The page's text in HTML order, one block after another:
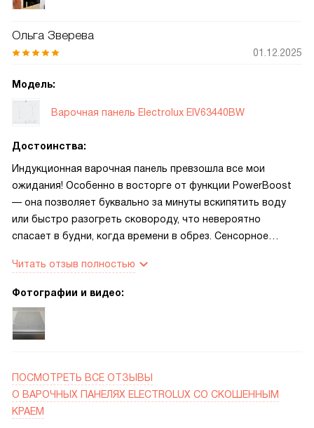
облегчает заботы: можно заняться другим, пока вода не
быстрого разогрева выручает, когда нужно быстро
вскипятить воду или разогреть сковороду, а режим
время отвлечься и вернуться к готовке. Особенно
понравилась индикация остаточного тепла — видно,
какие зоны ещё горячие, это добавляет безопасности.
Управление вытяжкой по беспроводной связке работает
подстраивается под режим приготовления, и кухонный
воздух становится чище без лишних манипуляций.
Ольга Зверева
01.12.2025
Модель:
Варочная панель Electrolux EIV63440BW
Достоинства:
Индукционная варочная панель превзошла все мои
ожидания! Особенно в восторге от функции PowerBoost
— она позволяет буквально за минуты вскипятить воду
или быстро разогреть сковороду, что невероятно
спасает в будни, когда времени в обрез. Сенсорное
даже если пальцы слегка влажные. Очень удобно, что
панель управления расположена спереди справа — не
что в процессе готовки случайно задену кнопки. Функция
автоматического определения посуды тоже оказалась не
сама распознаёт, где стоит кастрюля, и активирует
только нужную зону, что экономит и энергию, и время.
Отдельно хочется отметить наличие EcoTimer — он не
только отсчитывает время, но и автоматически
Читать отзыв полностью
Фотографии и видео:
ПОСМОТРЕТЬ ВСЕ ОТЗЫВЫ
О ВАРОЧНЫХ ПАНЕЛЯХ ELECTROLUX СО СКОШЕННЫМ
КРАЕМ